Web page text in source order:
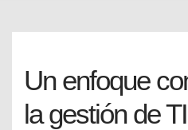
Un enfoque
la gestión de TI